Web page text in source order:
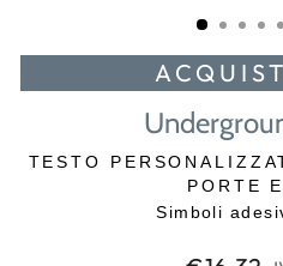
TESTO
PORTE
Simboli